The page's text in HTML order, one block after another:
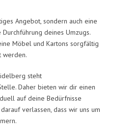
Angebot, sondern auch eine
deines Umzugs.
Möbel und Kartons sorgfältig
werden.
steht
Daher bieten wir dir einen
auf deine Bedürfnisse
verlassen, dass wir uns um